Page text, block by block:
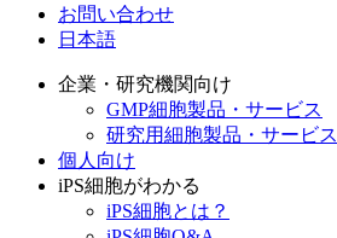
お問い合わせ
日本語
企業・研究機関向け
GMP細胞製品・サービス
研究用細胞製品・サービス
個人向け
iPS細胞がわかる
iPS細胞とは？